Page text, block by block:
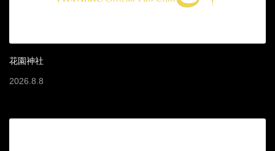
花園神社
2026.8.8